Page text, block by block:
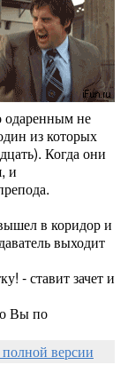
одаренным не
из которых
Когда они
и
в коридор и
выходит
- ставит зачет и
Вы по
версии